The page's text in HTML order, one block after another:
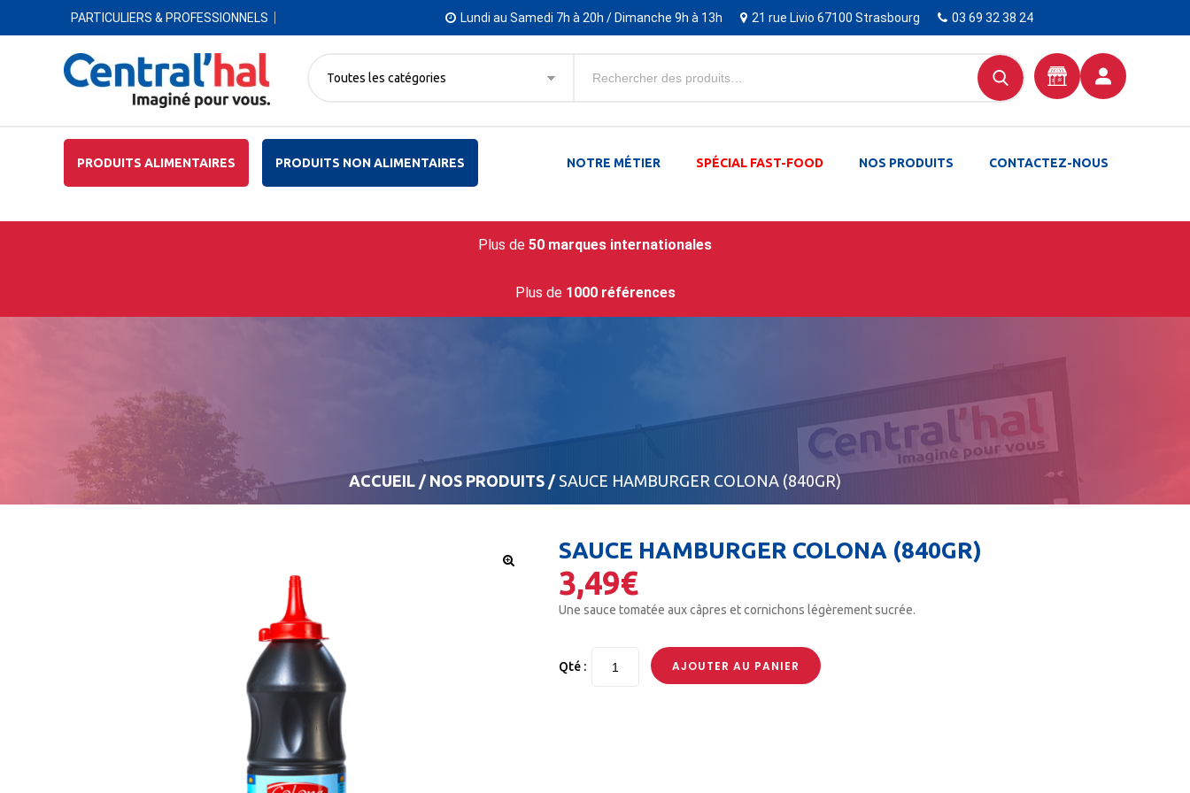
PARTICULIERS & PROFESSIONNELS Lundi au Samedi 7h à 20h / Dimanche 9h à 13h 21 rue Livio 67100 Strasbourg 03 69 32 38 24
Toutes les catégories
PRODUITS ALIMENTAIRES PRODUITS NON ALIMENTAIRES CONTACTEZ-NOUS
NOS PRODUITS
SPÉCIAL FAST-FOOD
NOTRE MÉTIER
Plus de 50 marques internationales
Plus de 1000 références
ACCUEIL / NOS PRODUITS / SAUCE HAMBURGER COLONA (840GR)
SAUCE HAMBURGER COLONA (840GR)
3,49€
Une sauce tomatée aux câpres et cornichons légèrement sucrée.
Qté : AJOUTER AU PANIER